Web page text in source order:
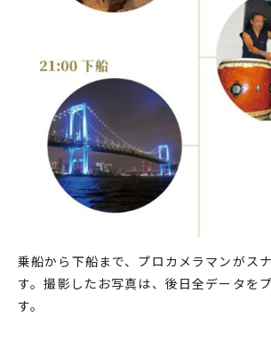
乗船から下船まで、プロカメラマンがス
す。撮影したお写真は、後日全データを
す。